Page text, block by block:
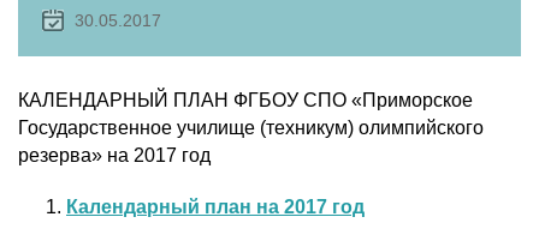
30.05.2017
КАЛЕНДАРНЫЙ ПЛАН ФГБОУ СПО «Приморское
Государственное училище (техникум) олимпийского
резерва» на 2017 год
Календарный план на 2017 год